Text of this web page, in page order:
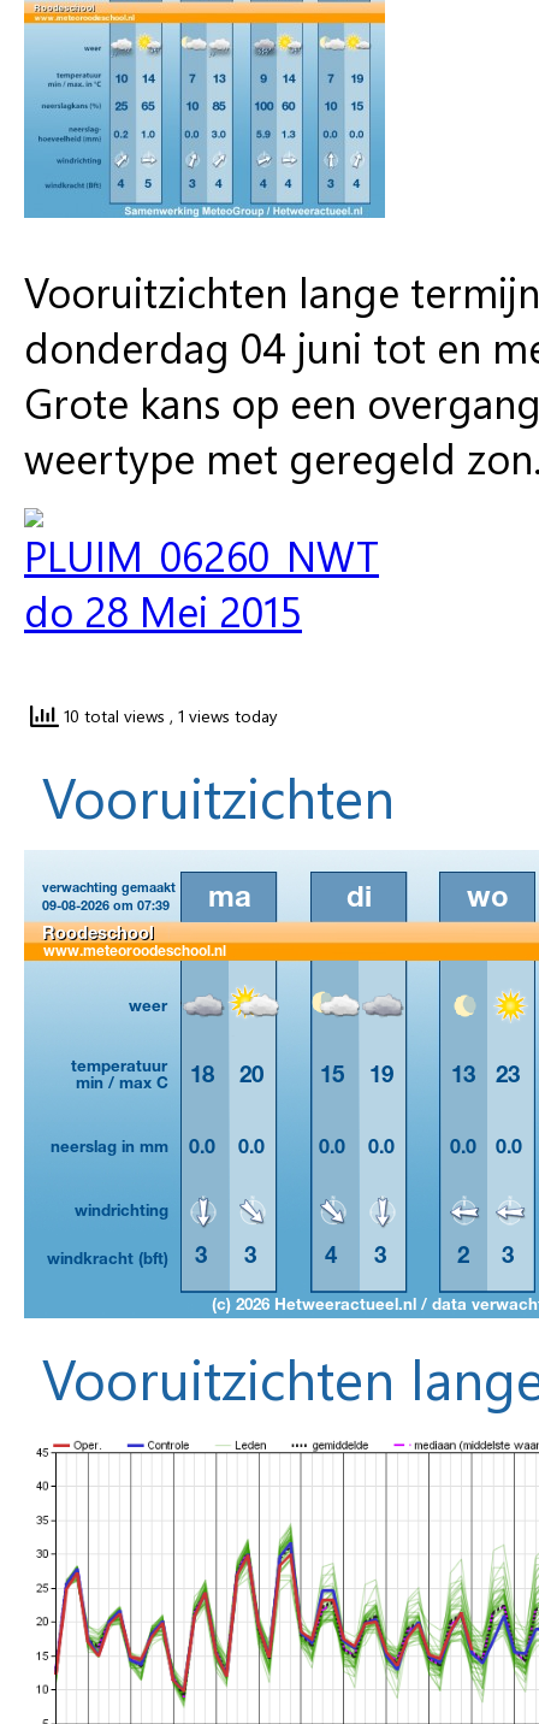
Vooruitzichten lange termijn
donderdag 04 juni tot en
Grote kans op een
weertype met geregeld
10 total views , 1 views today
Vooruitzichten
Vooruitzichten